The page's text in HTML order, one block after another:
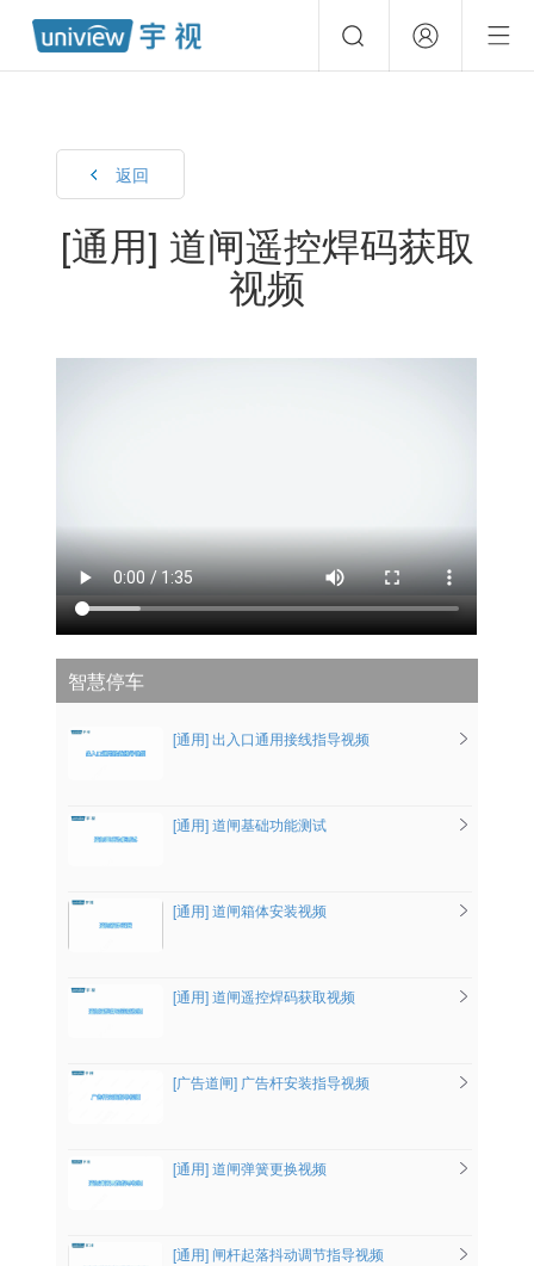
返回
[通用] 道闸遥控焊码获取
视频
智慧停车
[通用] 出入口通用接线指导视频
[通用] 道闸基础功能测试
[通用] 道闸箱体安装视频
[通用] 道闸遥控焊码获取视频
[广告道闸] 广告杆安装指导视频
[通用] 道闸弹簧更换视频
[通用] 闸杆起落抖动调节指导视频